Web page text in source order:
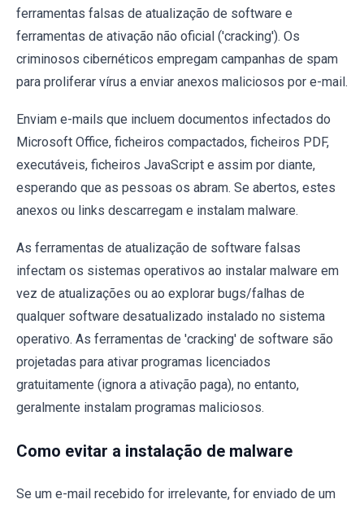
ferramentas falsas de atualização de software e
ferramentas de ativação não oficial ('cracking'). Os
criminosos cibernéticos empregam campanhas de spam
para proliferar vírus a enviar anexos maliciosos por e-mail.
Enviam e-mails que incluem documentos infectados do
Microsoft Office, ficheiros compactados, ficheiros PDF,
executáveis, ficheiros JavaScript e assim por diante,
esperando que as pessoas os abram. Se abertos, estes
anexos ou links descarregam e instalam malware.
As ferramentas de atualização de software falsas
infectam os sistemas operativos ao instalar malware em
vez de atualizações ou ao explorar bugs/falhas de
qualquer software desatualizado instalado no sistema
operativo. As ferramentas de 'cracking' de software são
projetadas para ativar programas licenciados
gratuitamente (ignora a ativação paga), no entanto,
geralmente instalam programas maliciosos.
Como evitar a instalação de malware
Se um e-mail recebido for irrelevante, for enviado de um